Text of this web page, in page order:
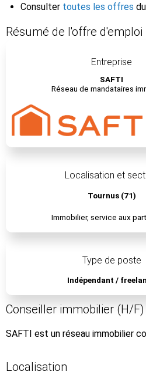
Consulter toutes les offres
Résumé de l'offre d'emploi
Entreprise
SAFTI
Réseau de mandataires
Localisation et
Tournus (71)
Immobilier, service aux
Type de poste
Indépendant /
Conseiller immobilier (H/F)
SAFTI est un réseau immobilier
Localisation